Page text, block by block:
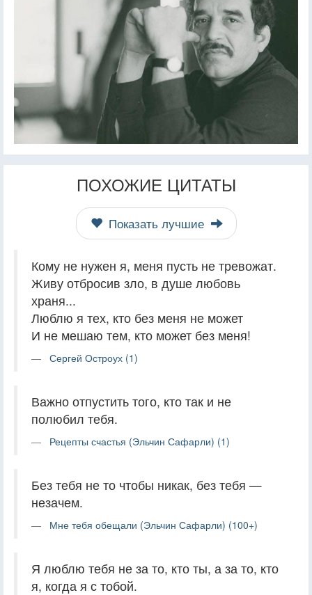
ПОХОЖИЕ ЦИТАТЫ
Показать лучшие
Кому не нужен я, меня пусть не тревожат.
Живу отбросив зло, в душе любовь
храня...
Люблю я тех, кто без меня не может
И не мешаю тем, кто может без меня!
Сергей Остроух (1)
Важно отпустить того, кто так и не
полюбил тебя.
Рецепты счастья (Эльчин Сафарли) (1)
Без тебя не то чтобы никак, без тебя —
незачем.
Мне тебя обещали (Эльчин Сафарли) (100+)
Я люблю тебя не за то, кто ты, а за то, кто
я, когда я с тобой.